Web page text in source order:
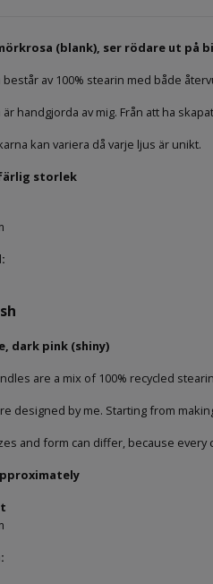
(blank), ser rödare ut på
består av 100% stearin med både
är handgjorda av mig. Från att ha
kan variera då varje ljus är unikt.
storlek
dark pink (shiny)
are a mix of 100% recycled
designed by me. Starting from
and form can differ, because every